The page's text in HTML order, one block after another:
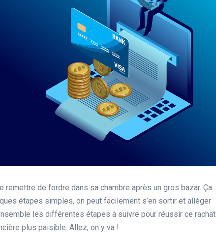
remettre de l’ordre dans sa chambre après un gros bazar. Ça
étapes simples, on peut facilement s’en sortir et alléger
les différentes étapes à suivre pour réussir ce rachat
plus paisible. Allez, on y va !